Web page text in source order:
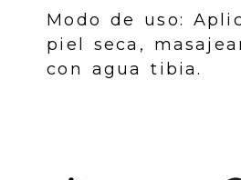
Modo de uso:
piel seca,
con agua tibia.